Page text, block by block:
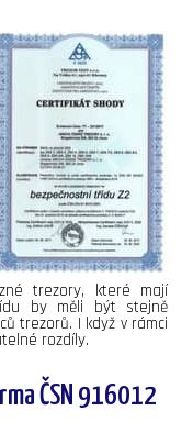
trezory, které mají
by měli být stejně
trezorů. I když v rámci
rozdíly.
ČSN 916012